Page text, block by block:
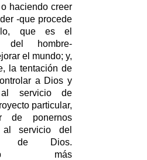
haciendo creer
-que procede
que es el
del hombre-
el mundo; y,
la tentación de
a Dios y
al servicio de
particular,
de ponernos
al servicio del
de Dios.
más